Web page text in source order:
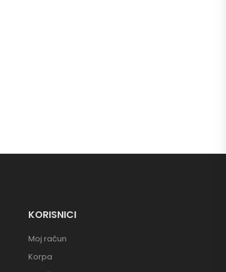
KORISNICI
Moj račun
Korpa